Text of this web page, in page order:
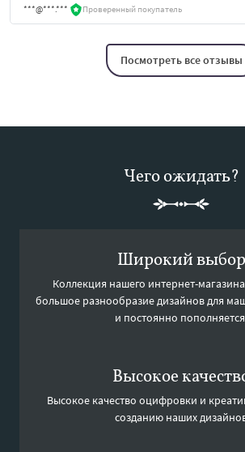
***@***.*** Проверенный покупатель
Посмотреть все отзывы
Чего ожидать?
Широкий выбор
Коллекция нашего интернет-
большое разнообразие дизайнов для
и постоянно
Высокое
Высокое качество оцифровки и
созданию наших